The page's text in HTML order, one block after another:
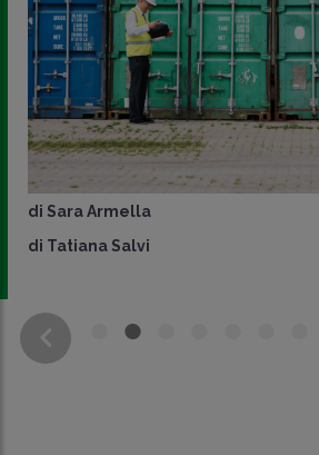
di Sara Armella
di Tatiana Salvi